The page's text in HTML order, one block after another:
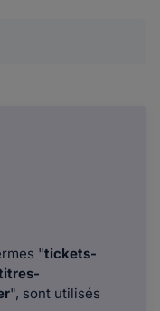
"tickets-
", sont utilisés